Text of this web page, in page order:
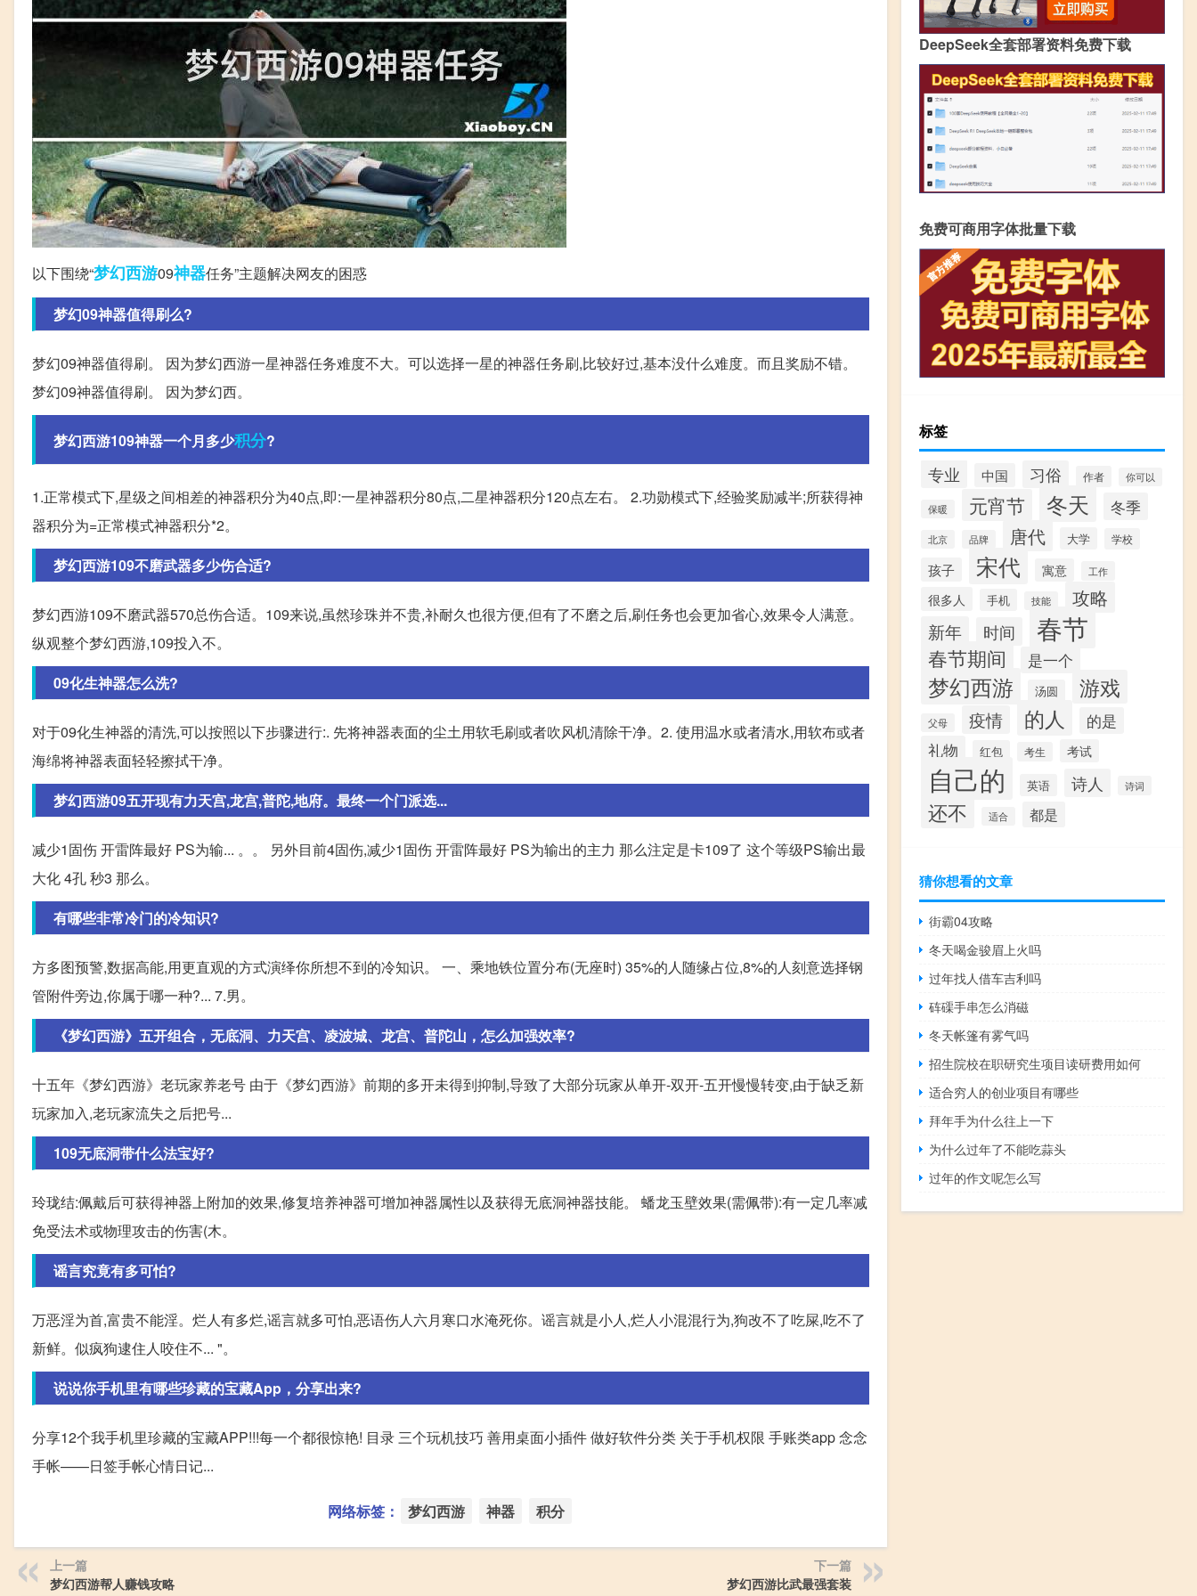
以下围绕“梦幻西游09神器任务”主题解决网友的困惑
梦幻09神器值得刷么?
梦幻09神器值得刷。 因为梦幻西游一星神器任务难度不大。可以选择一星的神器任务刷,比较好过,基本没什么难度。而且奖励不错。
梦幻09神器值得刷。 因为梦幻西。
梦幻西游109神器一个月多少积分?
1.正常模式下,星级之间相差的神器积分为40点,即:一星神器积分80点,二星神器积分120点左右。 2.功勋模式下,经验奖励减半;所获得神
器积分为=正常模式神器积分*2。
梦幻西游109不磨武器多少伤合适?
梦幻西游109不磨武器570总伤合适。109来说,虽然珍珠并不贵,补耐久也很方便,但有了不磨之后,刷任务也会更加省心,效果令人满意。
纵观整个梦幻西游,109投入不。
09化生神器怎么洗?
对于09化生神器的清洗,可以按照以下步骤进行:. 先将神器表面的尘土用软毛刷或者吹风机清除干净。2. 使用温水或者清水,用软布或者
海绵将神器表面轻轻擦拭干净。
梦幻西游09五开现有力天宫,龙宫,普陀,地府。最终一个门派选...
减少1固伤 开雷阵最好 PS为输... 。。 另外目前4固伤,减少1固伤 开雷阵最好 PS为输出的主力 那么注定是卡109了 这个等级PS输出最
大化 4孔 秒3 那么。
有哪些非常冷门的冷知识?
方多图预警,数据高能,用更直观的方式演绎你所想不到的冷知识。 一、乘地铁位置分布(无座时) 35%的人随缘占位,8%的人刻意选择钢
管附件旁边,你属于哪一种?... 7.男。
《梦幻西游》五开组合，无底洞、力天宫、凌波城、龙宫、普陀山，怎么加强效率?
十五年《梦幻西游》老玩家养老号 由于《梦幻西游》前期的多开未得到抑制,导致了大部分玩家从单开-双开-五开慢慢转变,由于缺乏新
玩家加入,老玩家流失之后把号...
109无底洞带什么法宝好?
玲珑结:佩戴后可获得神器上附加的效果,修复培养神器可增加神器属性以及获得无底洞神器技能。 蟠龙玉壁效果(需佩带):有一定几率减
免受法术或物理攻击的伤害(木。
谣言究竟有多可怕?
万恶淫为首,富贵不能淫。烂人有多烂,谣言就多可怕,恶语伤人六月寒口水淹死你。谣言就是小人,烂人小混混行为,狗改不了吃屎,吃不了
新鲜。似疯狗逮住人咬住不... "。
说说你手机里有哪些珍藏的宝藏App，分享出来?
分享12个我手机里珍藏的宝藏APP!!!每一个都很惊艳! 目录 三个玩机技巧 善用桌面小插件 做好软件分类 关于手机权限 手账类app 念念
手帐——日签手帐心情日记...
网络标签： 梦幻西游 神器 积分
上一篇
梦幻西游帮人赚钱攻略
下一篇
梦幻西游比武最强套装
DeepSeek全套部署资料免费下载
免费可商用字体批量下载
标签
专业 中国 习俗 作者 你可以
保暖 元宵节 冬天 冬季
北京 品牌 唐代 大学 学校
孩子 宋代 寓意 工作
很多人 手机 技能 攻略
新年 时间 春节
春节期间 是一个
梦幻西游 汤圆 游戏
父母 疫情 的人 的是
礼物 红包 考生 考试
自己的 英语 诗人 诗词
还不 适合 都是
猜你想看的文章
街霸04攻略
冬天喝金骏眉上火吗
过年找人借车吉利吗
砗磲手串怎么消磁
冬天帐篷有雾气吗
招生院校在职研究生项目读研费用如何
适合穷人的创业项目有哪些
拜年手为什么往上一下
为什么过年了不能吃蒜头
过年的作文呢怎么写